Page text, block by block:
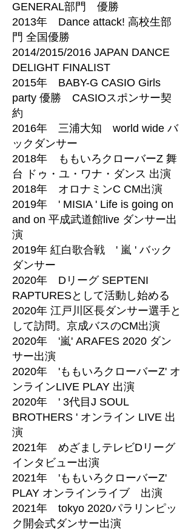
GENERAL部門 優勝
2013年 Dance attack! 高校生部
門 全国優勝
2014/2015/2016 JAPAN DANCE
DELIGHT FINALIST
2015年 BABY-G CASIO Girls
party 優勝 CASIOスポンサー契
約
2016年 三浦大知 world wide バ
ックダンサー
2018年 ももいろクローバーZ 舞
台 ドゥ・ユ・ワナ・ダンス 出演
2018年 オロナミンC CM出演
2019年 ' MISIA ' Life is going on
and on 平成武道館live ダンサー出
演
2019年 紅白歌合戦 ' 嵐 ' バック
ダンサー
2020年 Dリーグ SEPTENI
RAPTURESとして活動し始める
2020年 江戸川区長ダンサー選手と
して訪問。京成バスのCM出演
2020年 '嵐' ARAFES 2020 ダン
サー出演
2020年 'ももいろクローバーZ' オ
ンラインLIVE PLAY 出演
2020年 ' 3代目J SOUL
BROTHERS ' オンライン LIVE 出
演
2021年 めざましテレビDリーグ
インタビュー出演
2021年 'ももいろクローバーZ'
PLAY オンラインライブ 出演
2021年 tokyo 2020パラリンピッ
ク開会式ダンサー出演